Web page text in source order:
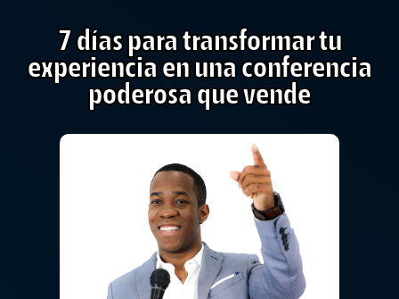
7 días para transformar tu
experiencia en una conferencia
poderosa que vende